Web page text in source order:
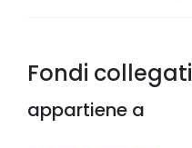
Fondi collegati
appartiene a